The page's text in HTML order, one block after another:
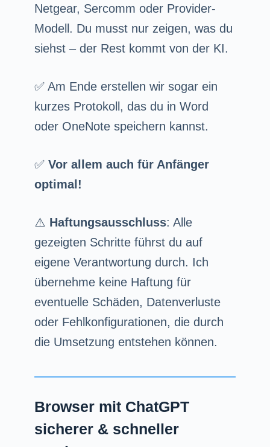
Netgear, Sercomm oder Provider-
Modell. Du musst nur zeigen, was du
siehst – der Rest kommt von der KI.
✅ Am Ende erstellen wir sogar ein
kurzes Protokoll, das du in Word
oder OneNote speichern kannst.
✅ Vor allem auch für Anfänger
optimal!
⚠️ Haftungsausschluss: Alle
gezeigten Schritte führst du auf
eigene Verantwortung durch. Ich
übernehme keine Haftung für
eventuelle Schäden, Datenverluste
oder Fehlkonfigurationen, die durch
die Umsetzung entstehen können.
Browser mit ChatGPT
sicherer & schneller